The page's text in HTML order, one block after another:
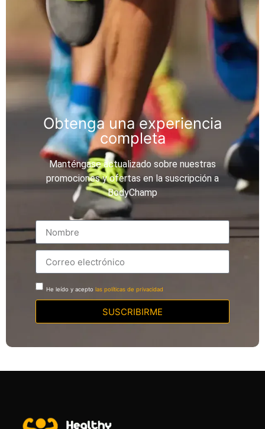
Obtenga una experiencia
completa
Manténgase actualizado sobre nuestras
promociones y ofertas en la suscripción a
BodyChamp
He leído y acepto las políticas de privacidad
SUSCRIBIRME